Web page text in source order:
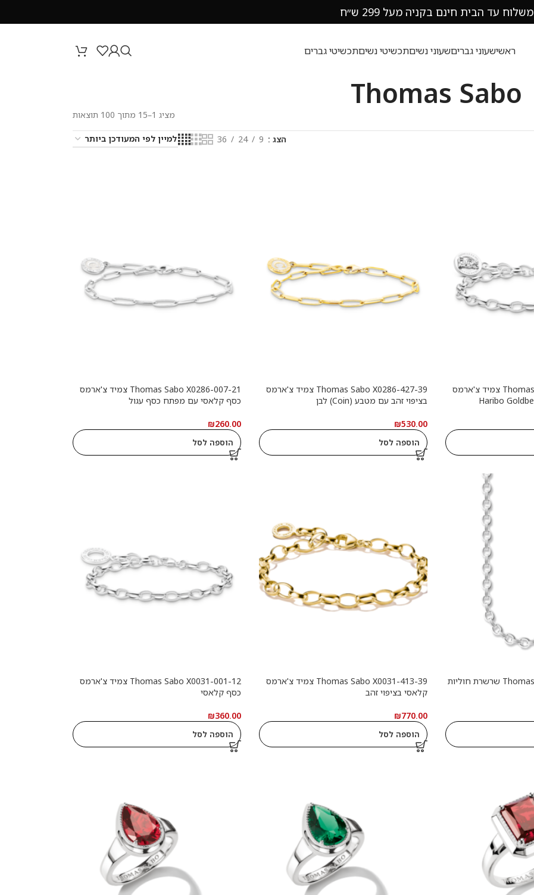
משלוח עד הבית חינם בקניה מעל 299 ש״ח
ראשישעוני גבריםשעוני נשיםתכשיטי נשיםתכשיטי גברים
Thomas Sabo
מציג 1–15 מתוך 100 תוצאות
הצג 9
24
36
Thomas Sabo X0291-001-21 צמיד צ'ארמס
Thomas Sabo X0286-427-39 צמיד צ'ארמס
בציפוי זהב עם מטבע (Coin) לבן
₪530.00
הוספה לסל
Thomas Sabo X0286-007-21 צמיד צ'ארמס
כסף קלאסי עם מפתח כסף עגול
₪260.00
הוספה לסל
Thomas Sabo X0091-001-12 שרשרת חוליות
Thomas Sabo X0031-413-39 צמיד צ'ארמס
קלאסי בציפוי זהב
₪770.00
הוספה לסל
Thomas Sabo X0031-001-12 צמיד צ'ארמס
כסף קלאסי
₪360.00
הוספה לסל